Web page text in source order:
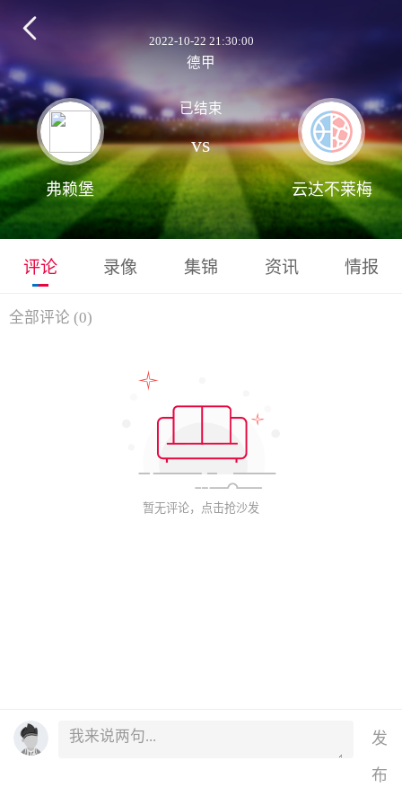
 2022-10-22 21:30:00
德甲
弗赖堡
已结束
vs
云达不莱梅
评论 录像 集锦 资讯 情报
全部评论 (0)
暂无评论，点击抢沙发
发
布